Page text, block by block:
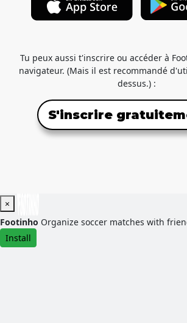
Tu peux aussi t'inscrire ou accéder à
navigateur. (Mais il est recommandé
dessus.) :
S'inscrire
×
Footinho Organize soccer matches with
Install